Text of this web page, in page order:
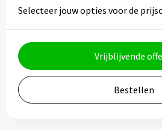
Mokken & kopjes
Glazen
Lunchboxen
Snoep
Selecteer jouw opties voor de
Vrijblijvende
Bestellen